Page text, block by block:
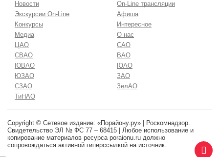
Новости
On-Line трансляции
Экскурсии On-Line
Афиша
Конкурсы
Интересное
Медиа
О нас
ЦАО
САО
СВАО
ВАО
ЮВАО
ЮАО
ЮЗАО
ЗАО
СЗАО
ЗелАО
ТиНАО
Copyright © Сетевое издание: «Порайону.ру» | Роскомнадзор.
Свидетельство ЭЛ № ФС 77 – 68415 | Любое использование и
копирование материалов ресурса poraionu.ru должно
сопровождаться активной гиперссылкой на источник.